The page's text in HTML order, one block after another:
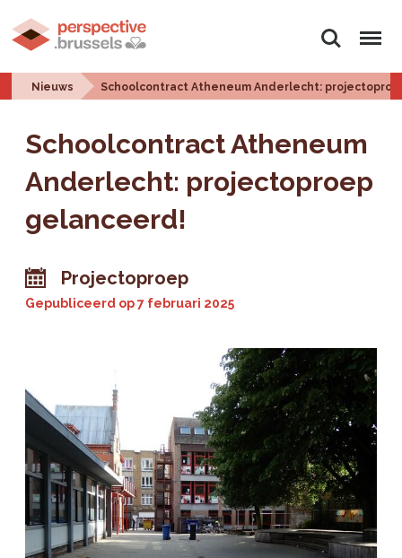
Zoeken Menu
Nieuws Schoolcontract Atheneum Anderlecht:
Schoolcontract Atheneum
Anderlecht: projectoproep
gelanceerd!
Projectoproep
Gepubliceerd op7 februari 2025